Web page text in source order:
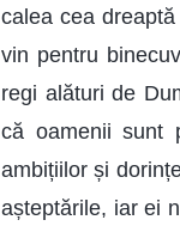
calea cea
vin pentru
regi alături de
că oamenii sunt
ambițiilor și
așteptările, iar ei